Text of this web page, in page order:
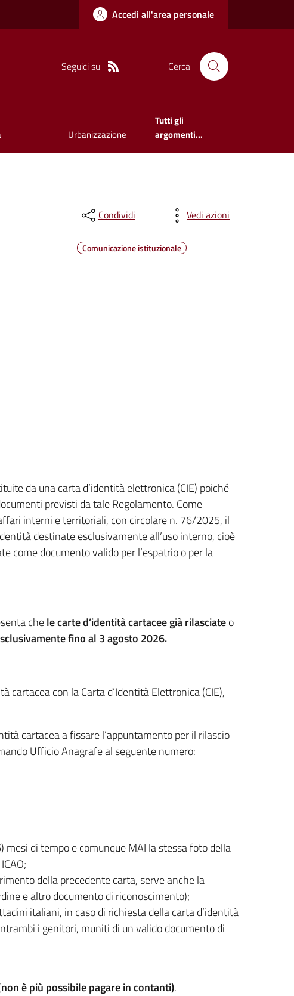
Accedi all'area personale
Seguici su Cerca
Urbanizzazione
Tutti gli
argomenti...
Condividi Vedi azioni
Comunicazione istituzionale
da una carta d’identità elettronica (CIE) poiché
previsti da tale Regolamento. Come
interni e territoriali, con circolare n. 76/2025, il
destinate esclusivamente all’uso interno, cioè
come documento valido per l’espatrio o per la
chele carte d’identità cartacee già rilasciateo
fino al 3 agosto 2026.
cartacea con la Carta d’Identità Elettronica (CIE),
cartacea a fissare l’appuntamento per il rilascio
Ufficio Anagrafe al seguente numero:
di tempo e comunque MAI la stessa foto della
della precedente carta, serve anche la
e altro documento di riconoscimento);
italiani, in caso di richiesta della carta d’identità
i genitori, muniti di un valido documento di
non è più possibile pagare in contanti).